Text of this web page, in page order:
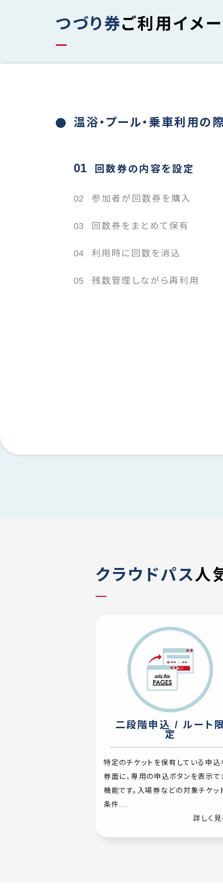
つづり券ご利用イメ
温浴・プール・乗車利用の
01 回数券の内容を設定
02 参加者が回数券を購入
03 回数券をまとめて保有
04 利用時に回数を消込
05 残数管理しながら再利用
クラウドパス人
二段階申込 / ルート
定
特定のチケットを保有している申込
券面に、専用の申込ボタンを表示で
機能です。入場券などの対象チケッ
条件...
詳しく